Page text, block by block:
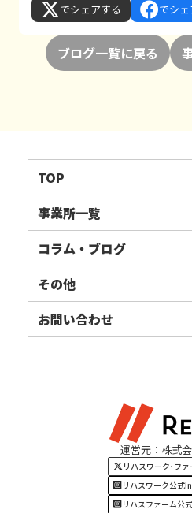
でシェアする でシ
ブログ一覧に戻る
TOP
リハスワーク
リハスファーム
事業所一覧
関東エリア
東北エリア
甲信越エリア
四国・九州エリア
コラム・ブログ
事業所ブログ
ご利用者様の声
その他
お知らせ
お問い合わせ
運営元：株式
リハスワーク･フ
リハスワーク公式
リハスファーム公